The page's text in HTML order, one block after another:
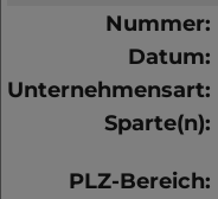
Nummer:
Datum:
Unternehmensart:
Sparte(n):
PLZ-Bereich: